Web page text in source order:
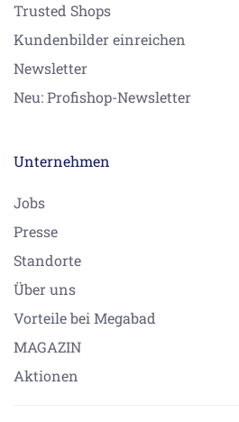
Trusted Shops
Kundenbilder einreichen
Newsletter
Neu: Profishop-Newsletter
Unternehmen
Jobs
Presse
Standorte
Über uns
Vorteile bei Megabad
MAGAZIN
Aktionen